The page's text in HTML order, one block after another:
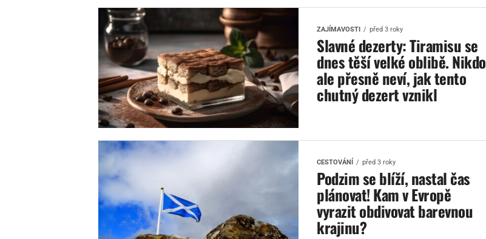
ZAJÍMAVOSTI před 3 roky
Slavné dezerty: Tiramisu se
dnes těší velké oblibě. Nikdo
ale přesně neví, jak tento
chutný dezert vznikl
CESTOVÁNÍ před 3 roky
Podzim se blíží, nastal čas
plánovat! Kam v Evropě
vyrazit obdivovat barevnou
krajinu?